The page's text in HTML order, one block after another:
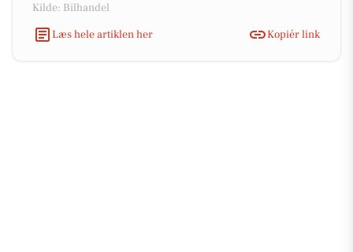
Kilde: Bilhandel
Læs hele artiklen her
Kopiér link